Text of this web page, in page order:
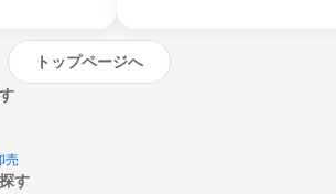
トップページへ
売
す